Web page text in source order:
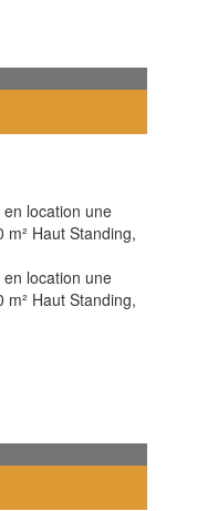
location une
m² Haut Standing,
location une
m² Haut Standing,